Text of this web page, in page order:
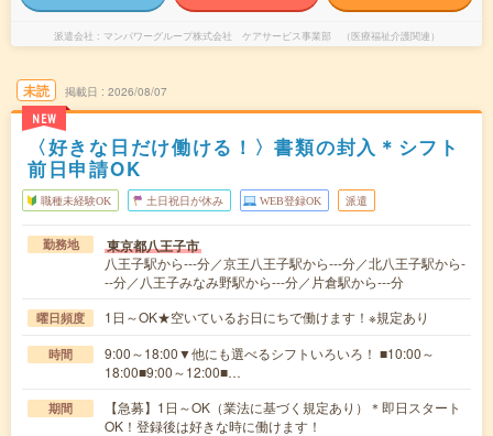
派遣会社 マンパワーグループ株式会社 ケアサービス事業部 （医療福祉介護関連）
未読
NEW
掲載日 2026/08/07
〈好きな日だけ働ける！〉書類の封入＊シフト
前日申請OK
職種未経験OK 土日祝日が休み WEB登録OK 派遣
勤務地 東京都八王子市
八王子駅から---分／京王八王子駅から---分／北八王子駅から-
--分／八王子みなみ野駅から---分／片倉駅から---分
曜日頻度 1日～OK★空いているお日にちで働けます！※規定あり
時間
9:00～18:00▼他にも選べるシフトいろいろ！ ■10:00～
18:00■9:00～12:00■…
期間
【急募】1日～OK（業法に基づく規定あり）＊即日スタート
OK！登録後は好きな時に働けます！